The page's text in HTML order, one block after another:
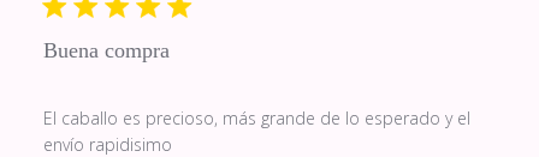
Buena compra
El caballo es precioso, más grande de lo esperado y el
envío rapidisimo